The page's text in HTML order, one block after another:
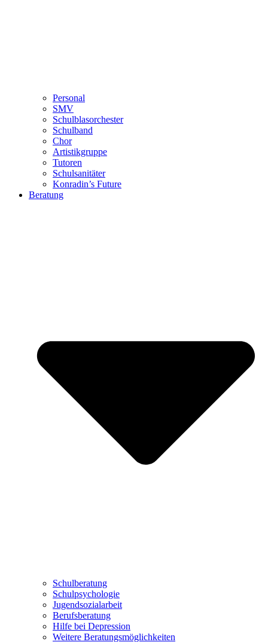
Personal
SMV
Schulblasorchester
Schulband
Chor
Artistikgruppe
Tutoren
Schulsanitäter
Konradin’s Future
Beratung
Schulberatung
Schulpsychologie
Jugendsozialarbeit
Berufsberatung
Hilfe bei Depression
Weitere Beratungsmöglichkeiten